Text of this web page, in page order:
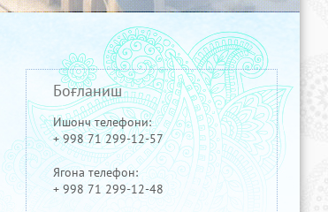
Боғланиш
Ишонч телефони:
+ 998 71 299-12-57
Ягона телефон:
+ 998 71 299-12-48